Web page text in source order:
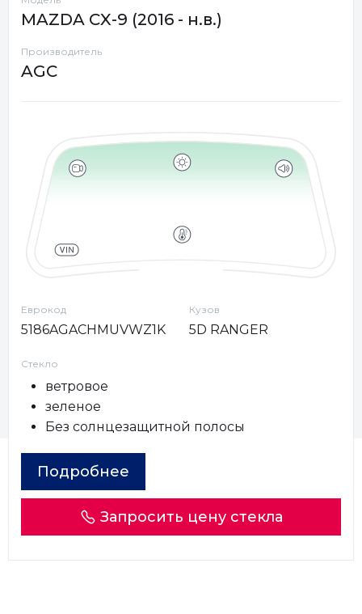
MAZDA CX-9 (2016 - н.в.)
Производитель
AGC
Еврокод
5186AGACHMUVWZ1K
Кузов
5D RANGER
Стекло
ветровое
зеленое
Без солнцезащитной полосы
Подробнее
Запросить цену стекла